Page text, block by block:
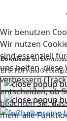
Wir benutzen
Wir nutzen
sind essenziell
uns helfen,
verbessern
entscheiden, ob
beachten Sie,
mehr alle
Download:Im
EPS, PDF) und 3